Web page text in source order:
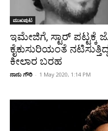
ಮುಖಪುಟ
ಇಮೇಜಿಗೆ, ಸ್ಟಾರ್ ಪಟ್ಟಕ್ಕೆ
ಕೈಕುಸುರಿಯಂತೆ
ಕೀಲಾರ ಬರಹ
ನಾನು ಗೌರಿ - 1 May 2020, 1:14 PM